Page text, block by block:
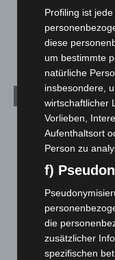
Celle: Mensch
5. August 2026
Blaulicht
Corona-News
Hannover und
Langenhagen und
Leserbriefe
Menschen
Über uns
Profiling ist
diese
um bestimmte
natürliche
insbesondere,
wirtschaftlicher
Vorlieben,
Aufenthaltsort
Person zu
f)
die
zusätzlicher
spezifischen